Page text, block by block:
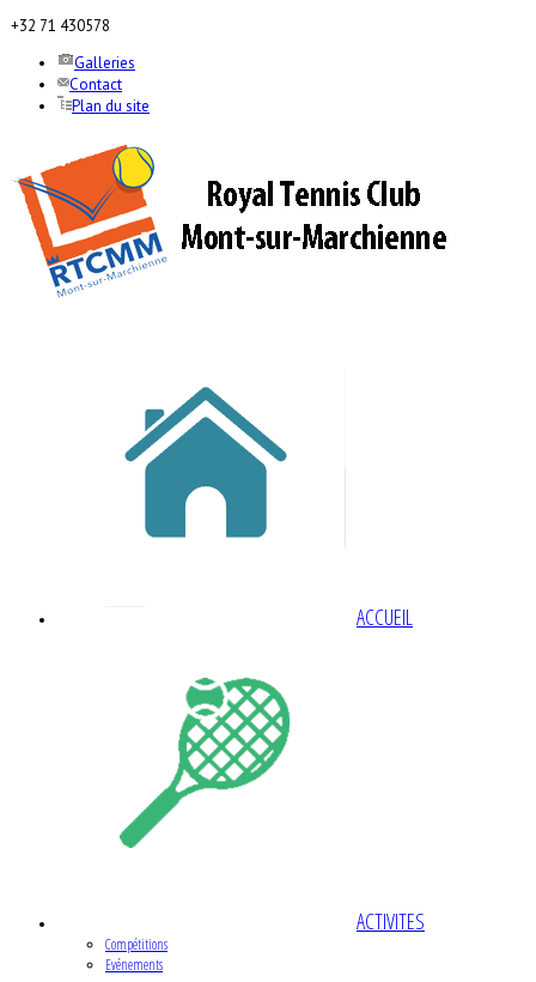
+32 71 430578
Galleries
Contact
Plan du site
ACCUEIL
ACTIVITES
Compétitions
Evénements